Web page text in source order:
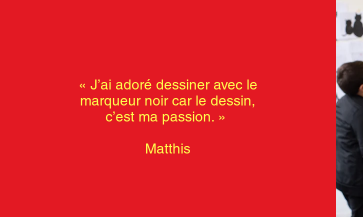
« J’ai adoré dessiner avec le
marqueur noir car le dessin,
c’est ma passion. »
Matthis